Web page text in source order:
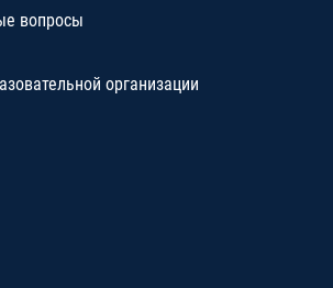
вопросы
организации